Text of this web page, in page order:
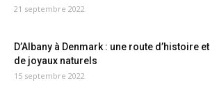
21 septembre 2022
D’Albany à Denmark : une route d’histoire et
de joyaux naturels
15 septembre 2022